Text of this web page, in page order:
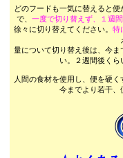
どのフードも一気に替えると
で、 一度で切り替えず、１週
徐々に切り替えてください。 特
量について切り替え後は、今ま
い。２週間後くら
人間の食材を使用し、便を硬
今までより若干、